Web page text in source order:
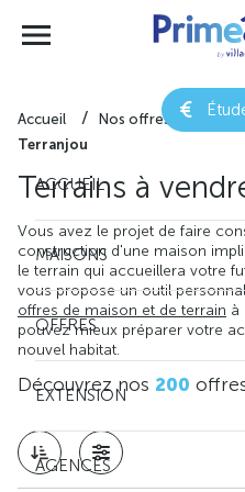
ACCUEIL
MAISONS
OFFRES
EXTENSION
AGENCES
Accueil Nos offres de terrain
Terranjou
Terrains à
Vous avez le projet de faire
construction d'une maison
le terrain qui accueillera votre
vous propose un outil
offres de maison et de terrain à
pouvez mieux préparer votre
nouvel habitat.
Découvrez nos 200